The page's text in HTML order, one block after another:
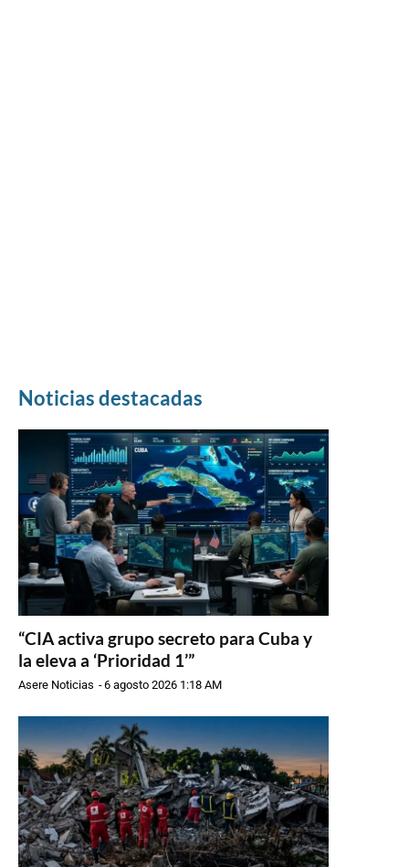
Noticias destacadas
“CIA activa grupo secreto para Cuba y
la eleva a ‘Prioridad 1’”
Asere Noticias -6 agosto 2026 1:18 AM